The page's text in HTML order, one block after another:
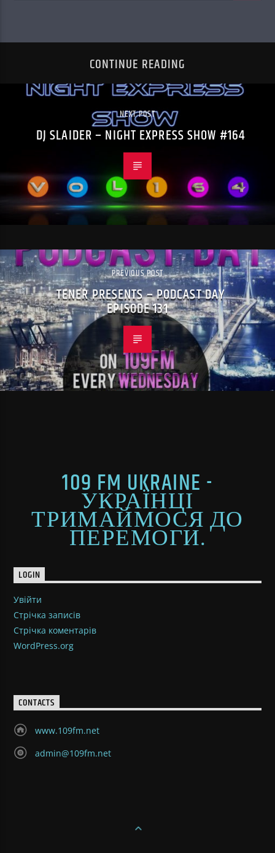
CONTINUE READING
NEXT POST
DJ SLAIDER – NIGHT EXPRESS SHOW #164
PREVIOUS POST
TENER PRESENTS – PODCAST DAY
EPISODE 131
109 FM UKRAINE -
УКРАЇНЦІ
ТРИМАЙМОСЯ ДО
ПЕРЕМОГИ.
LOGIN
Увійти
Стрічка записів
Стрічка коментарів
WordPress.org
CONTACTS
www.109fm.net
admin@109fm.net